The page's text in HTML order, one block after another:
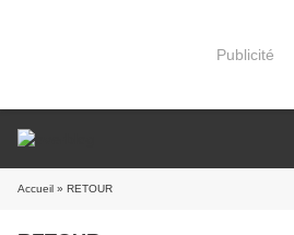
Publicité
Accueil » RETOUR